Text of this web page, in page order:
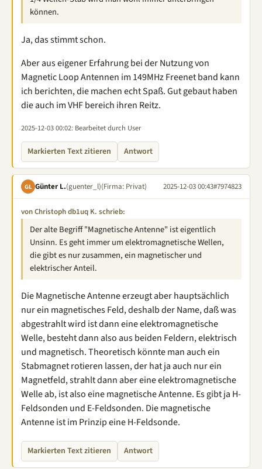
können.
Ja, das stimmt schon.
Aber aus eigener Erfahrung bei der Nutzung von
Magnetic Loop Antennen im 149MHz Freenet band kann
ich berichten, die machen echt Spaß. Gut gebaut haben
die auch im VHF bereich ihren Reitz.
2025-12-03 00:02: Bearbeitet durch User
Markierten Text zitieren Antwort
GL Günter L.(guenter_l)(Firma: Privat) 2025-12-03 00:43#7974823
von Christoph db1uq K. schrieb:
Der alte Begriff "Magnetische Antenne" ist eigentlich
Unsinn. Es geht immer um elektromagnetische Wellen,
die gibt es nur zusammen, ein magnetischer und
elektrischer Anteil.
Die Magnetische Antenne erzeugt aber hauptsächlich
nur ein magnetisches Feld, deshalb der Name, daß was
abgestrahlt wird ist dann eine elektromagnetische
Welle, besteht dann also aus beiden Feldern, elektrisch
und magnetisch. Theoretisch könnte man auch ein
Stabmagnet rotieren lassen, der hat ja auch nur ein
Magnetfeld, strahlt dann aber eine elektromagnetische
Welle ab, ist also eine magnetische Antenne. Es gibt ja H-
Feldsonden und E-Feldsonden. Die magnetische
Antenne ist im Prinzip eine H-Feldsonde.
Markierten Text zitieren Antwort